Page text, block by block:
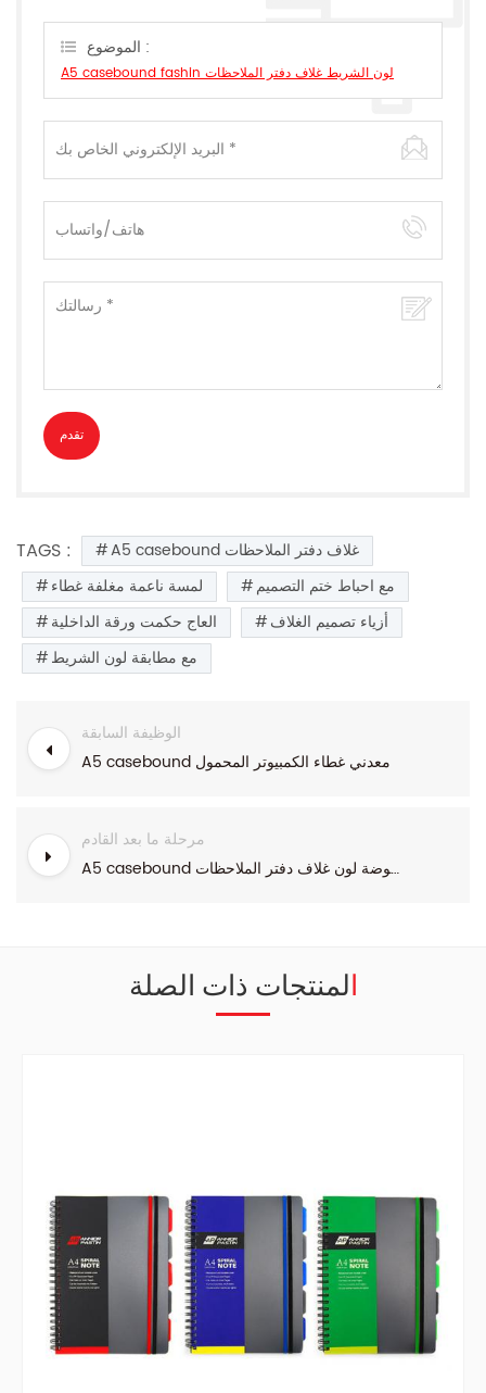
الموضوع :
A5 casebound fashin لون الشريط غلاف دفتر الملاحظات
TAGS :
A5 casebound غلاف دفتر الملاحظات
لمسة ناعمة مغلفة غطاء
مع احباط ختم التصميم
العاج حكمت ورقة الداخلية
أزياء تصميم الغلاف
مع مطابقة لون الشريط
الوظيفة السابقة
A5 casebound معدني غطاء الكمبيوتر المحمول
مرحلة ما بعد القادم
A5 casebound الموضة لون غلاف دفتر الملاحظات
المنتجات ذات الصلة